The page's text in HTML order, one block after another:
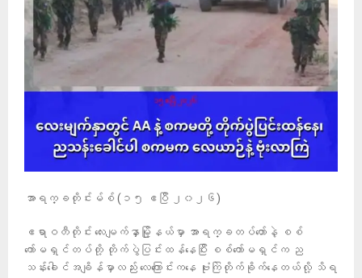
အာရက္ခတိုင်းမ်စ် (၁၅ ဧပြီ ၂၀၂၆)
ဧရာဝတီတိုင်း လေးမျက်နှာမြို့နယ်မှာ အာရက္ခတပ်‌တော်နဲ့ စစ်
ကော်မရှင်တပ်တို့ တိုက်ပွဲပြင်းထန်နေပြီး စစ်ကော်မရှင်က ည
သန်းခေါင်အချိန်မှာလည်း လေကြောင်းကနေ ဗုံးကြဲတိုက်ခိုက်နေတယ်လို့ သိရ